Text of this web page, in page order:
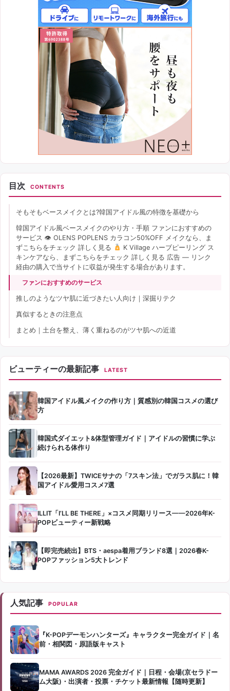
目次 CONTENTS
そもそもベースメイクとは?韓国アイドル風の特徴を基礎から
韓国アイドル風ベースメイクのやり方・手順 ファンにおすすめの
サービス 👁 OLENS POPLENS カラコン50%OFF メイクなら、ま
ずこちらをチェック 詳しく見る
K Village ハーブピーリング ス
キンケアなら、まずこちらをチェック 詳しく見る 広告 — リンク
経由の購入で当サイトに収益が発生する場合があります。
ファンにおすすめのサービス
推しのようなツヤ肌に近づきたい人向け｜深掘りテク
真似するときの注意点
まとめ｜土台を整え、薄く重ねるのがツヤ肌への近道
ビューティーの最新記事 LATEST
韓国アイドル風メイクの作り方｜質感別の韓国コスメの選び
方
韓国式ダイエット&体型管理ガイド｜アイドルの習慣に学ぶ
続けられる体作り
【2026最新】TWICEサナの「7スキン法」でガラス肌に！韓
国アイドル愛用コスメ7選
ILLIT「I’LL BE THERE」×コスメ同期リリース——2026年K-
POPビューティー新戦略
【即完売続出】BTS・aespa着用ブランド8選｜2026春K-
POPファッション5大トレンド
人気記事 POPULAR
『K-POPデーモンハンターズ』キャラクター完全ガイド｜名
前・相関図・原語版キャスト
MAMA AWARDS 2026 完全ガイド｜日程・会場(京セラドー
ム大阪)・出演者・投票・チケット最新情報【随時更新】